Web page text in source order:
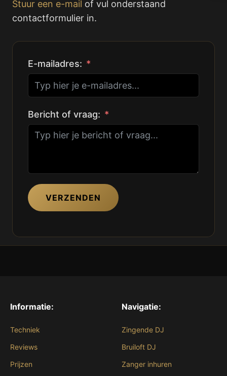
Stuur een e-mail of vul onderstaand
contactformulier in.
E-mailadres:
Bericht of vraag:
VERZENDEN
Informatie:
Techniek
Reviews
Prijzen
Navigatie:
Zingende DJ
Bruiloft DJ
Zanger inhuren